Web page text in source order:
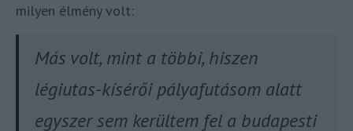
milyen élmény volt:
Más volt, mint a többi, hiszen
légiutas-kísérői pályafutásom alatt
egyszer sem kerültem fel a budapesti